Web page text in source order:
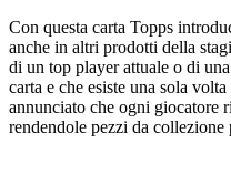
Con questa carta Topps
anche in altri prodotti della
di un top player attuale o di
carta e che esiste una sola
annunciato che ogni giocatore
rendendole pezzi da